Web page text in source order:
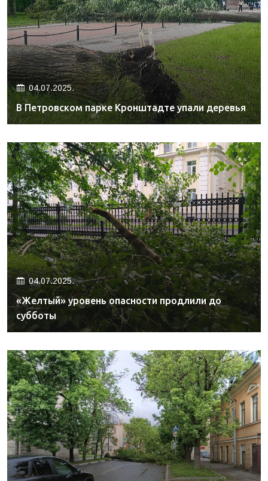
04.07.2025.
В Петровском парке Кронштадте упали деревья
04.07.2025.
«Желтый» уровень опасности продлили до
субботы